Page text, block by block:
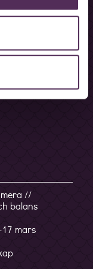
//
balans
17 mars